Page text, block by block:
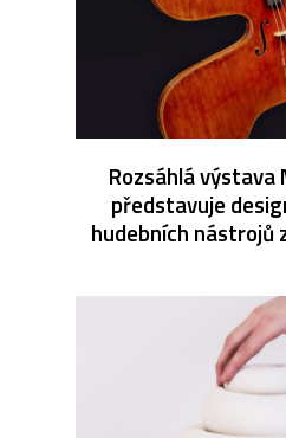
Rozsáhlá výstava
představuje
hudebních nástrojů